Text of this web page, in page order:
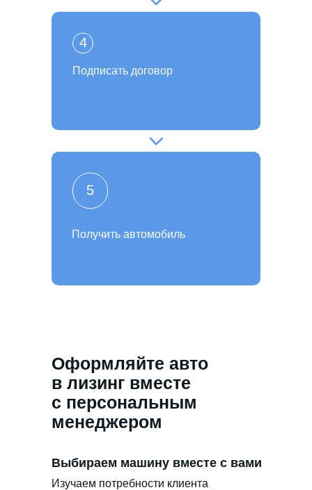
Получить автомобиль
5
Подписать договор
4
Выбираем машину вместе с вами
Изучаем потребности клиента
Оформляйте авто
в лизинг вместе
с персональным
менеджером